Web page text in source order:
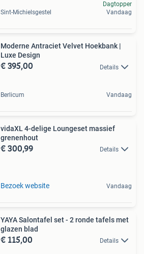
Sint-Michielsgestel
Dagtopper
Vandaag
Moderne Antraciet Velvet Hoekbank |
Luxe Design
€ 395,00 Details
Berlicum Vandaag
vidaXL 4-delige Loungeset massief
grenenhout
€ 300,99 Details
Bezoek website Vandaag
YAYA Salontafel set - 2 ronde tafels met
glazen blad
€ 115,00 Details